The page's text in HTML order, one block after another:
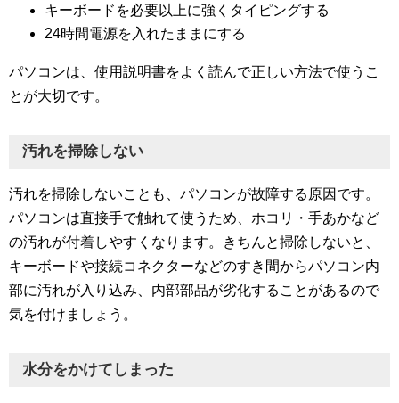
キーボードを必要以上に強くタイピングする
24時間電源を入れたままにする
パソコンは、使用説明書をよく読んで正しい方法で使うこ
とが大切です。
汚れを掃除しない
汚れを掃除しないことも、パソコンが故障する原因です。
パソコンは直接手で触れて使うため、ホコリ・手あかなど
の汚れが付着しやすくなります。きちんと掃除しないと、
キーボードや接続コネクターなどのすき間からパソコン内
部に汚れが入り込み、内部部品が劣化することがあるので
気を付けましょう。
水分をかけてしまった